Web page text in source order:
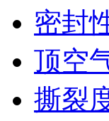
密封
顶空
撕裂